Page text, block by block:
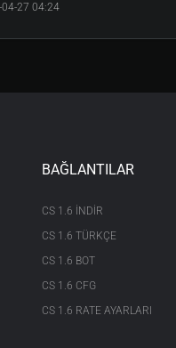
04-27 04:24
BAĞLANTILAR
CS 1.6 INDIR
CS 1.6 TÜRKÇE
CS 1.6 BOT
CS 1.6 CFG
CS 1.6 RATE AYARLARI